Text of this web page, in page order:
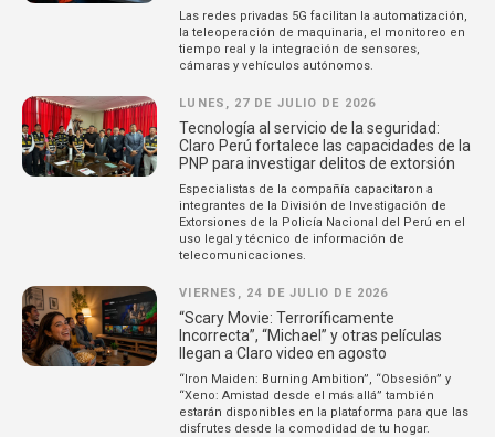
Las redes privadas 5G facilitan la automatización,
la teleoperación de maquinaria, el monitoreo en
tiempo real y la integración de sensores,
cámaras y vehículos autónomos.
LUNES, 27 DE JULIO DE 2026
Tecnología al servicio de la seguridad:
Claro Perú fortalece las capacidades de la
PNP para investigar delitos de extorsión
Especialistas de la compañía capacitaron a
integrantes de la División de Investigación de
Extorsiones de la Policía Nacional del Perú en el
uso legal y técnico de información de
telecomunicaciones.
VIERNES, 24 DE JULIO DE 2026
“Scary Movie: Terroríficamente
Incorrecta”, “Michael” y otras películas
llegan a Claro video en agosto
“Iron Maiden: Burning Ambition”, “Obsesión” y
“Xeno: Amistad desde el más allá” también
estarán disponibles en la plataforma para que las
disfrutes desde la comodidad de tu hogar.